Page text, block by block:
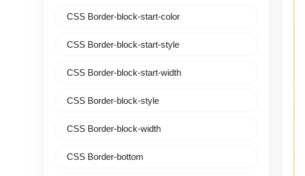
CSS Border-block-start-color
CSS Border-block-start-style
CSS Border-block-start-width
CSS Border-block-style
CSS Border-block-width
CSS Border-bottom